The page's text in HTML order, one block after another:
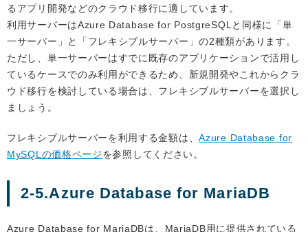
るアプリ開発などのクラウド移行に適しています。
利用サーバーはAzure Database for PostgreSQLと同様に「単
一サーバー」と「フレキシブルサーバー」の2種類があります。
ただし、単一サーバーはすでに既存のアプリケーションで活用し
ているケースでのみ利用ができるため、新規開発やこれからクラ
ウド移行を検討している場合は、フレキシブルサーバーを選択し
ましょう。
フレキシブルサーバーを利用する金額は、Azure Database for
MySQLの価格ページを参照してください。
2-5.Azure Database for MariaDB
Azure Database for MariaDBは、MariaDB用に提供されている